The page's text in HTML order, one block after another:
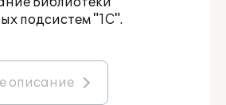
подсистем "1С".
описание